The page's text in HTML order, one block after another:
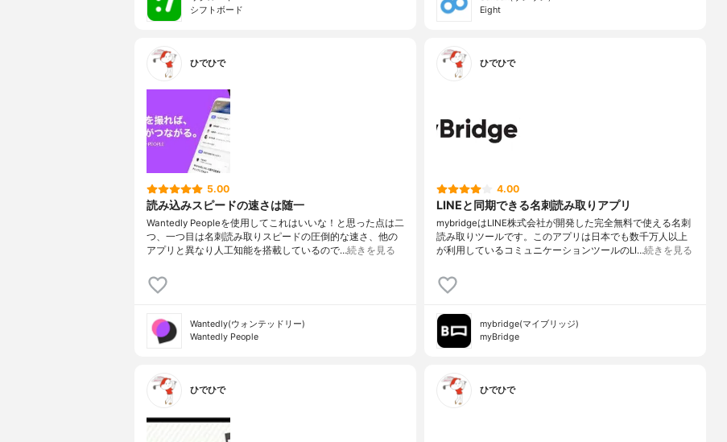
シフトボード
Eight
ひでひで
5.00
読み込みスピードの速さは随一
Wantedly Peopleを使用してこれはいいな！と思った点は二
つ、一つ目は名刺読み取りスピードの圧倒的な速さ、他の
アプリと異なり人工知能を搭載しているので…続きを見る
Wantedly(ウォンテッドリー)
Wantedly People
ひでひで
4.00
LINEと同期できる名刺読み取りアプリ
mybridgeはLINE株式会社が開発した完全無料で使える名刺
読み取りツールです。このアプリは日本でも数千万人以上
が利用しているコミュニケーションツールのLI…続きを見る
mybridge(マイブリッジ)
myBridge
ひでひで ひでひで